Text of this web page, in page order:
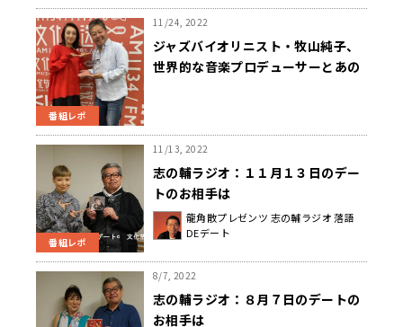
番組レポ
11/24, 2022
ジャズバイオリニスト・牧山純子、
世界的な音楽プロデューサーとあの
番組レポ
11/13, 2022
志の輔ラジオ：１１月１３日のデー
トのお相手は
龍角散プレゼンツ 志の輔ラジオ 落語
DEデート
8/7, 2022
志の輔ラジオ：８月７日のデートの
お相手は